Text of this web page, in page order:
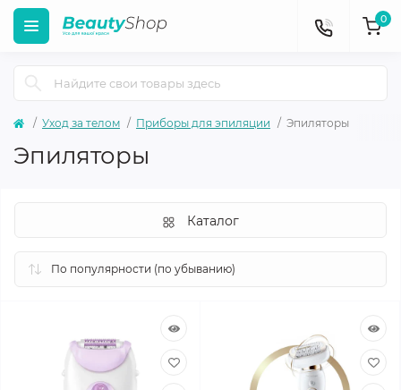
0
Уход за телом Приборы для эпиляции Эпиляторы
Эпиляторы
Каталог